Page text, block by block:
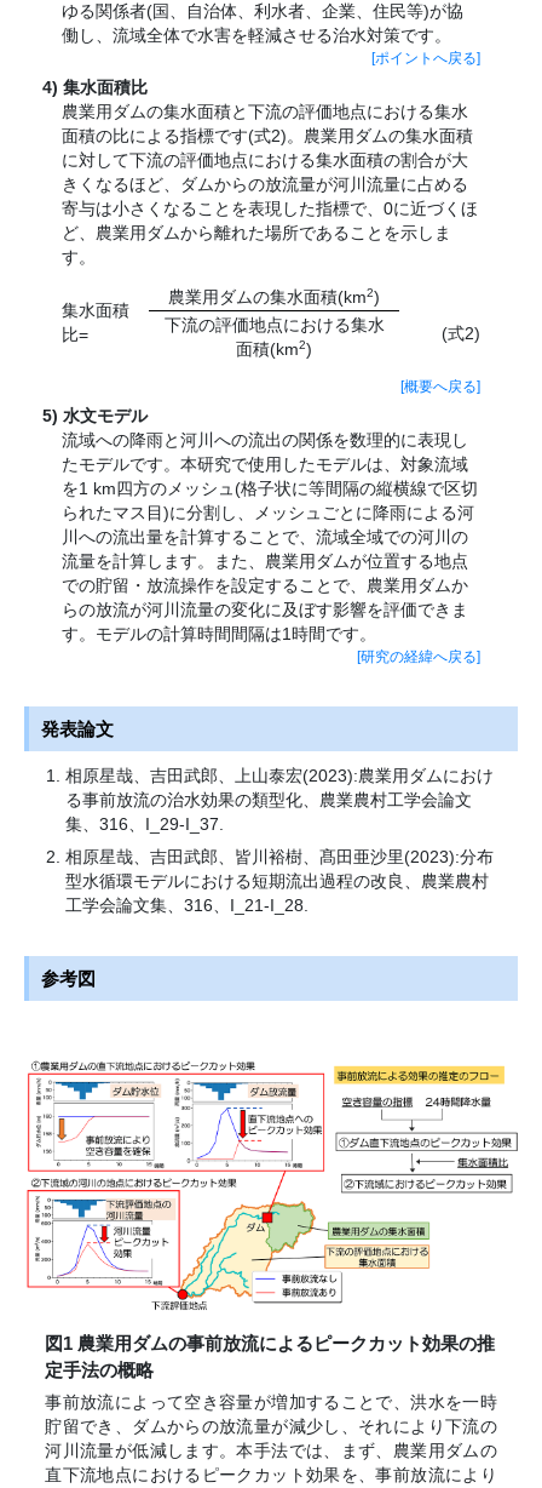
ゆる関係者(国、自治体、利水者、企業、住民等)が協
働し、流域全体で水害を軽減させる治水対策です。
[ポイントへ戻る]
集水面積比
農業用ダムの集水面積と下流の評価地点における集水
面積の比による指標です(式2)。農業用ダムの集水面積
に対して下流の評価地点における集水面積の割合が大
きくなるほど、ダムからの放流量が河川流量に占める
寄与は小さくなることを表現した指標で、0に近づくほ
ど、農業用ダムから離れた場所であることを示しま
す。
集水面積
比=
農業用ダムの集水面積(km2)
下流の評価地点における集水
面積(km2)
(式2)
[概要へ戻る]
水文モデル
流域への降雨と河川への流出の関係を数理的に表現し
たモデルです。本研究で使用したモデルは、対象流域
を1 km四方のメッシュ(格子状に等間隔の縦横線で区切
られたマス目)に分割し、メッシュごとに降雨による河
川への流出量を計算することで、流域全域での河川の
流量を計算します。また、農業用ダムが位置する地点
での貯留・放流操作を設定することで、農業用ダムか
らの放流が河川流量の変化に及ぼす影響を評価できま
す。モデルの計算時間間隔は1時間です。
[研究の経緯へ戻る]
発表論文
相原星哉、吉田武郎、上山泰宏(2023):農業用ダムにおけ
る事前放流の治水効果の類型化、農業農村工学会論文
集、316、I_29-I_37.
相原星哉、吉田武郎、皆川裕樹、髙田亜沙里(2023):分布
型水循環モデルにおける短期流出過程の改良、農業農村
工学会論文集、316、I_21-I_28.
参考図
図1 農業用ダムの事前放流によるピークカット効果の推
定手法の概略
事前放流によって空き容量が増加することで、洪水を一時
貯留でき、ダムからの放流量が減少し、それにより下流の
河川流量が低減します。本手法では、まず、農業用ダムの
直下流地点におけるピークカット効果を、事前放流により